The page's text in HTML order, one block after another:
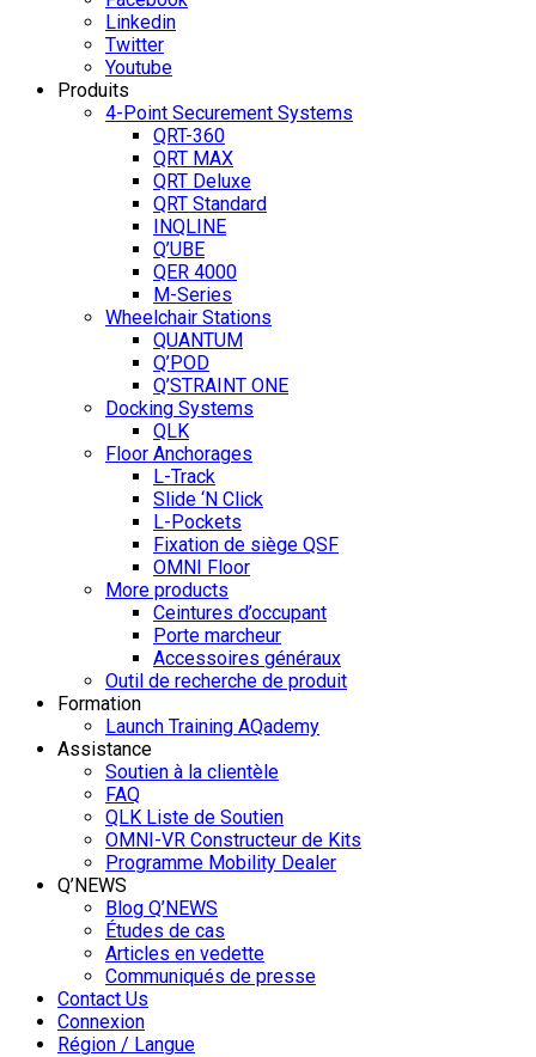
Linkedin
Twitter
Youtube
Produits
4-Point Securement Systems
QRT-360
QRT MAX
QRT Deluxe
QRT Standard
INQLINE
Q’UBE
QER 4000
M-Series
Wheelchair Stations
QUANTUM
Q’POD
Q’STRAINT ONE
Docking Systems
QLK
Floor Anchorages
L-Track
Slide ‘N Click
L-Pockets
Fixation de siège QSF
OMNI Floor
More products
Ceintures d’occupant
Porte marcheur
Accessoires généraux
Outil de recherche de produit
Formation
Launch Training AQademy
Assistance
Soutien à la clientèle
FAQ
QLK Liste de Soutien
OMNI-VR Constructeur de Kits
Programme Mobility Dealer
Q’NEWS
Blog Q’NEWS
Études de cas
Articles en vedette
Communiqués de presse
Contact Us
Connexion
Région / Langue